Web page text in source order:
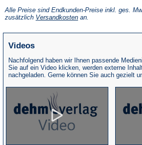
einem
neuen
Alle Preise sind Endkunden-Preise inkl. ges.
zusätzlich Versandkosten(Öffnet
an.
Videos
Nachfolgend haben wir Ihnen passende
Sie auf ein Video klicken, werden externe
nachgeladen. Gerne können Sie auch gezielt